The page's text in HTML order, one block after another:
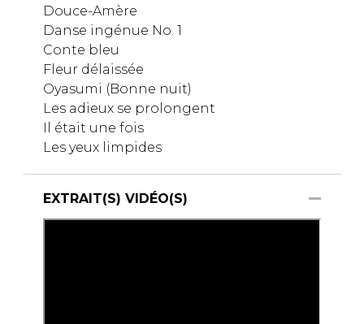
Douce-Amère
Danse ingénue No. 1
Conte bleu
Fleur délaissée
Oyasumi (Bonne nuit)
Les adieux se prolongent
Il était une fois
Les yeux limpides
EXTRAIT(S) VIDÉO(S)